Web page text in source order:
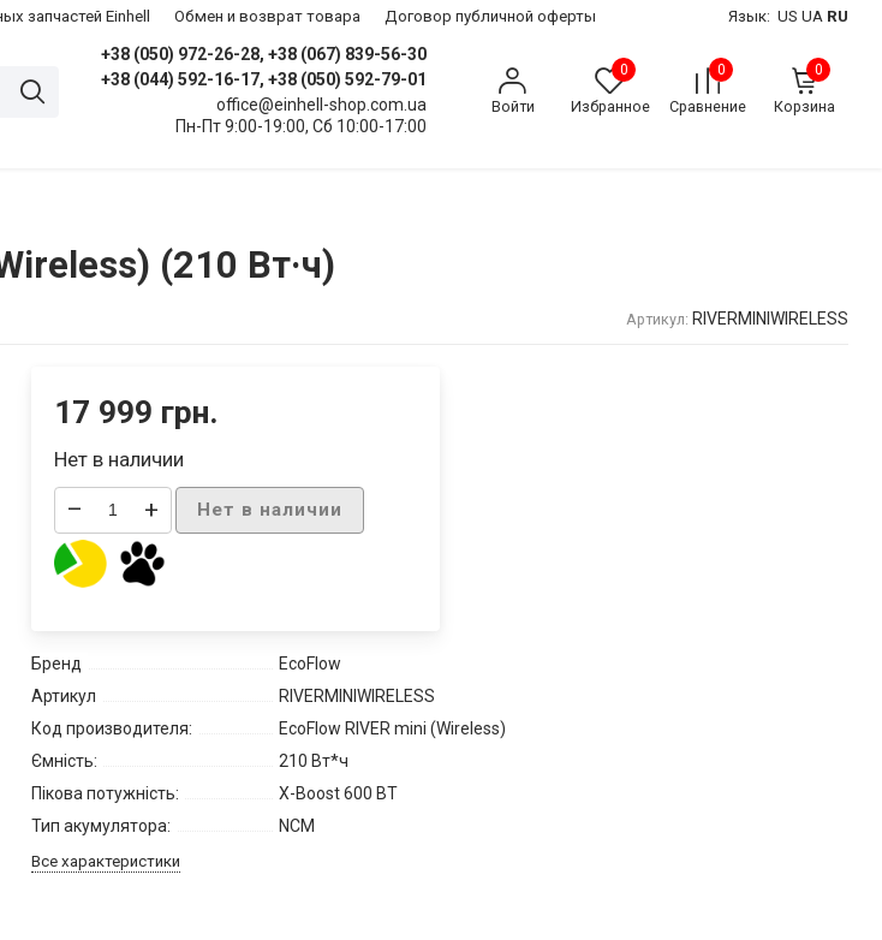
запчастей Einhell Обмен и возврат товара Договор публичной оферты Язык: US UA RU
+38 (050) 972-26-28, +38 (067) 839-56-30
+38 (044) 592-16-17, +38 (050) 592-79-01
office@einhell-shop.com.ua
Пн-Пт 9:00-19:00, Сб 10:00-17:00
Войти
0
Избранное
0
Сравнение
0
Корзина
(210 Вт·ч)
Артикул: RIVERMINIWIRELESS
17 999 грн.
Нет в наличии
– + Нет в наличии
Бренд
EcoFlow
Артикул
RIVERMINIWIRELESS
Код производителя:
EcoFlow RIVER mini (Wireless)
Ємність:
210 Вт*ч
Пікова потужність:
X-Boost 600 ВТ
Тип акумулятора:
NCM
Все характеристики